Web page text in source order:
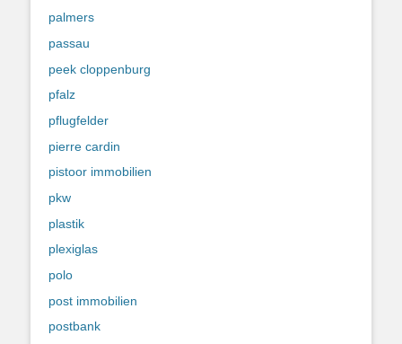
palmers
passau
peek cloppenburg
pfalz
pflugfelder
pierre cardin
pistoor immobilien
pkw
plastik
plexiglas
polo
post immobilien
postbank